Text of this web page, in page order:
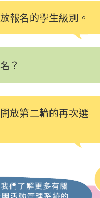
報名的學生級別。
？
放第二輪的再次選